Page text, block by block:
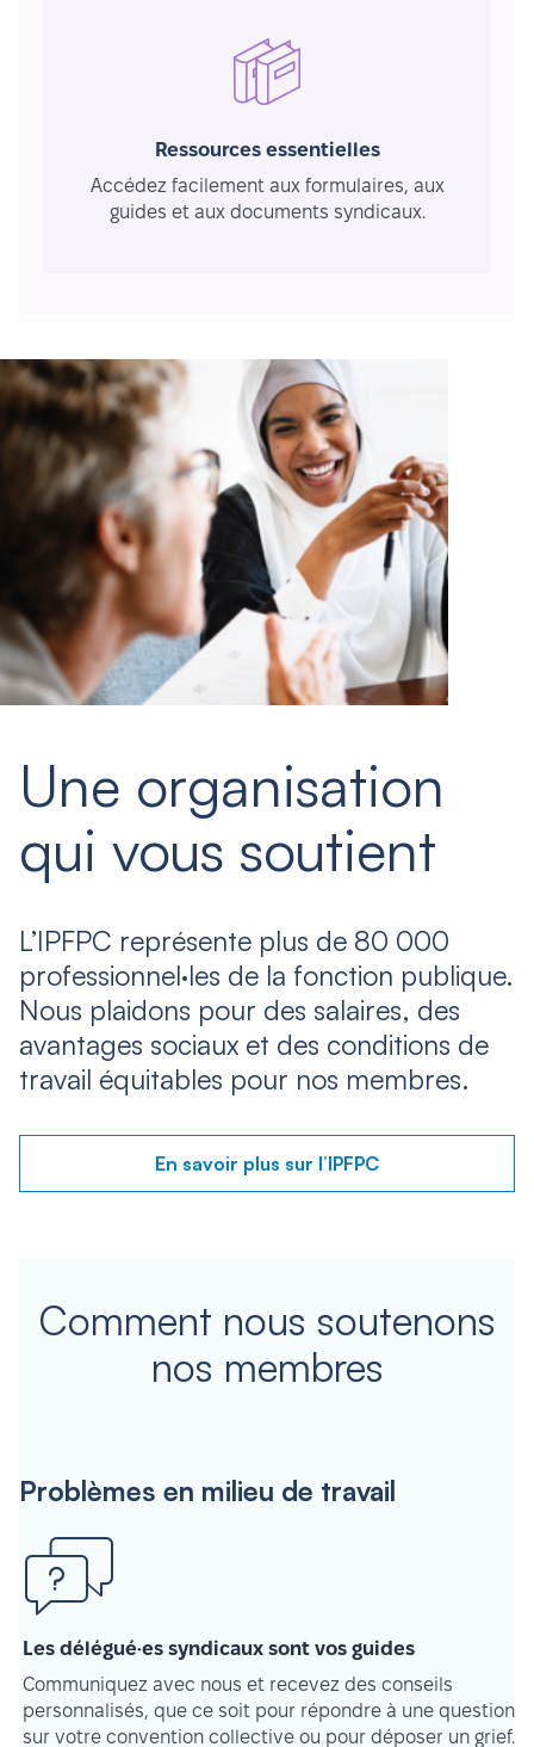
Ressources essentielles
Accédez facilement aux formulaires, aux
guides et aux documents syndicaux.
Une organisation
qui vous soutient
L’IPFPC représente plus de 80 000
professionnel·les de la fonction publique.
Nous plaidons pour des salaires, des
avantages sociaux et des conditions de
travail équitables pour nos membres.
En savoir plus sur l’IPFPC
Comment nous soutenons
nos membres
Problèmes en milieu de travail
Les délégué·es syndicaux sont vos guides
Communiquez avec nous et recevez des conseils
personnalisés, que ce soit pour répondre à une question
sur votre convention collective ou pour déposer un grief.